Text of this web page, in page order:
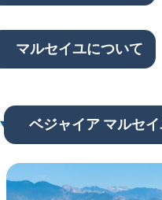
マルセイユについて
ベジャイア マルセ